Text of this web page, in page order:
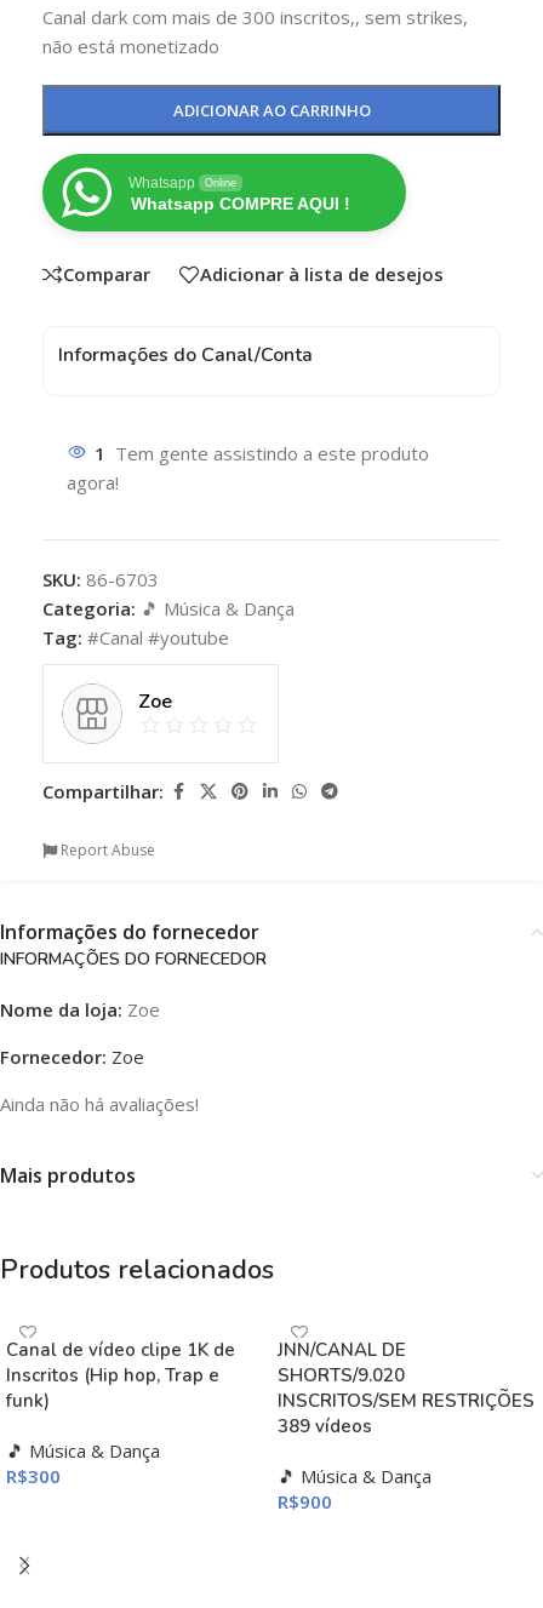
Canal dark com mais de 300 inscritos,, sem strikes,
não está monetizado
ADICIONAR AO CARRINHO
Whatsapp Online
Whatsapp COMPRE AQUI !
Comparar Adicionar à lista de desejos
Informações do Canal/Conta
1 Tem gente assistindo a este produto
agora!
SKU: 86-6703
Categoria: 🎵 Música & Dança
Tag: #Canal #youtube
Zoe
Compartilhar:
Report Abuse
Informações do fornecedor
INFORMAÇÕES DO FORNECEDOR
Nome da loja: Zoe
Fornecedor: Zoe
Ainda não há avaliações!
Mais produtos
Produtos relacionados
Canal de vídeo clipe 1K de
Inscritos (Hip hop, Trap e
funk)
🎵 Música & Dança
R$300
JNN/CANAL DE
SHORTS/9.020
INSCRITOS/SEM RESTRIÇÕES
389 vídeos
🎵 Música & Dança
R$900